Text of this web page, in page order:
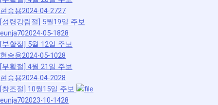
현승용2024-04-2727
[성령강림절] 5월19일 주보
eunja702024-05-1828
[부활절] 5월 12일 주보
현승용2024-05-1028
[부활절] 4월 21일 주보
현승용2024-04-2028
[창조절] 10월15일 주보
eunja702023-10-1428